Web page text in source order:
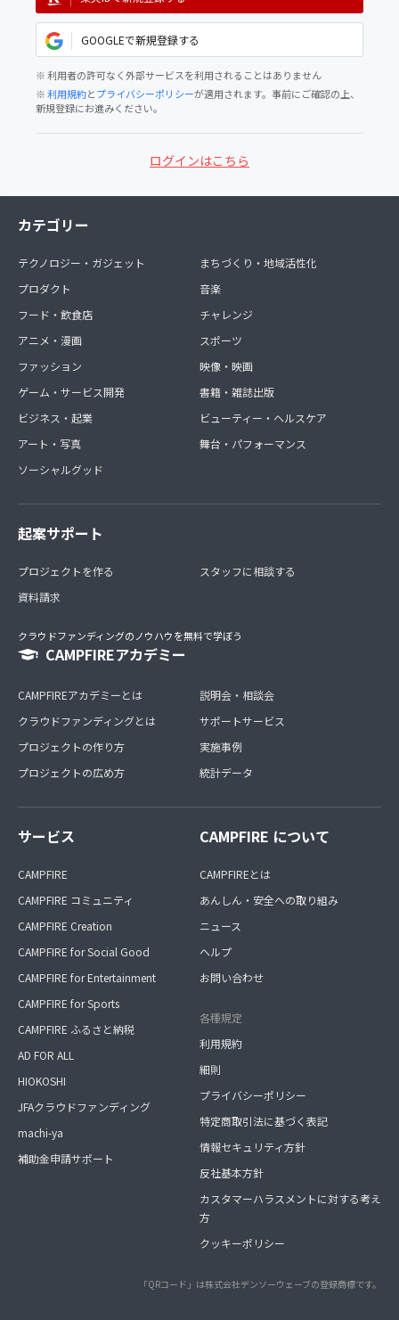
GOOGLEで新規登録する
※ 利用者の許可なく外部サービスを利用されることはありません
※利用規約とプライバシーポリシーが適用されます。事前にご確認の上、
新規登録にお進みください。
ログインはこちら
カテゴリー
テクノロジー・ガジェット
プロダクト
フード・飲食店
アニメ・漫画
ファッション
ゲーム・サービス開発
ビジネス・起業
アート・写真
ソーシャルグッド
まちづくり・地域活性化
音楽
チャレンジ
スポーツ
映像・映画
書籍・雑誌出版
ビューティー・ヘルスケア
舞台・パフォーマンス
起案サポート
プロジェクトを作る
資料請求
スタッフに相談する
クラウドファンディングのノウハウを無料で学ぼう
CAMPFIREアカデミー
CAMPFIREアカデミーとは
クラウドファンディングとは
プロジェクトの作り方
プロジェクトの広め方
説明会・相談会
サポートサービス
実施事例
統計データ
サービス
CAMPFIRE
CAMPFIRE コミュニティ
CAMPFIRE Creation
CAMPFIRE for Social Good
CAMPFIRE for Entertainment
CAMPFIRE for Sports
CAMPFIRE ふるさと納税
AD FOR ALL
HIOKOSHI
JFAクラウドファンディング
machi-ya
補助金申請サポート
CAMPFIRE について
CAMPFIREとは
あんしん・安全への取り組み
ニュース
ヘルプ
お問い合わせ
各種規定
利用規約
細則
プライバシーポリシー
特定商取引法に基づく表記
情報セキュリティ方針
反社基本方針
カスタマーハラスメントに対する考え
方
クッキーポリシー
「QRコード」は株式会社デンソーウェーブの登録商標です。